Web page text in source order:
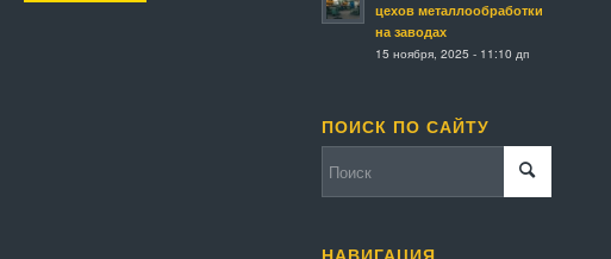
цехов металлообработки
на заводах
15 ноября, 2025 - 11:10 дп
ПОИСК ПО САЙТУ
НАВИГАЦИЯ